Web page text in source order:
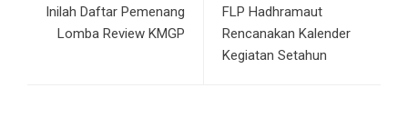
Inilah Daftar Pemenang
Lomba Review KMGP
FLP Hadhramaut
Rencanakan Kalender
Kegiatan Setahun